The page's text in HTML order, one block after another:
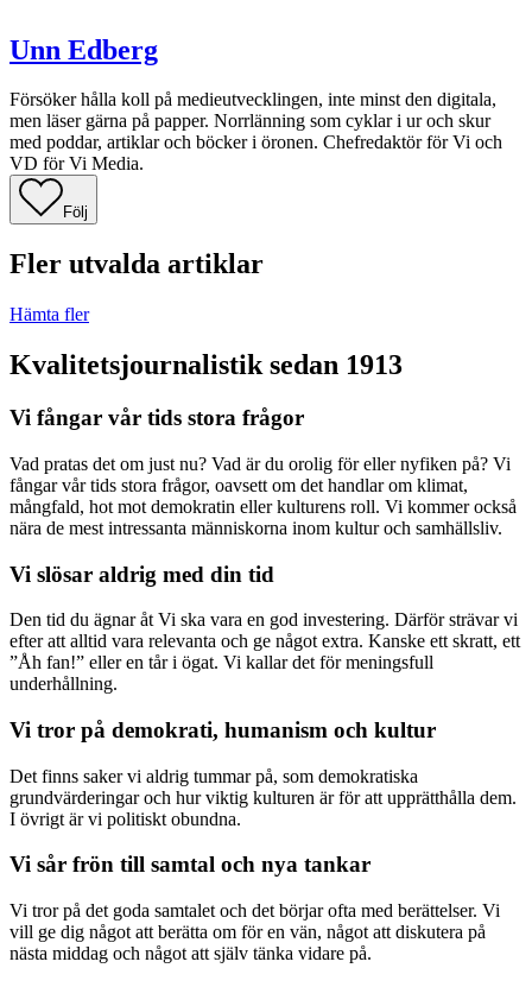
Unn Edberg
Försöker hålla koll på medieutvecklingen, inte minst den digitala,
men läser gärna på papper. Norrlänning som cyklar i ur och skur
med poddar, artiklar och böcker i öronen. Chefredaktör för Vi och
VD för Vi Media.
Följ
Fler utvalda artiklar
Hämta fler
Kvalitetsjournalistik sedan 1913
Vi fångar vår tids stora frågor
Vad pratas det om just nu? Vad är du orolig för eller nyfiken på? Vi
fångar vår tids stora frågor, oavsett om det handlar om klimat,
mångfald, hot mot demokratin eller kulturens roll. Vi kommer också
nära de mest intressanta människorna inom kultur och samhällsliv.
Vi slösar aldrig med din tid
Den tid du ägnar åt Vi ska vara en god investering. Därför strävar vi
efter att alltid vara relevanta och ge något extra. Kanske ett skratt, ett
”Åh fan!” eller en tår i ögat. Vi kallar det för meningsfull
underhållning.
Vi tror på demokrati, humanism och kultur
Det finns saker vi aldrig tummar på, som demokratiska
grundvärderingar och hur viktig kulturen är för att upprätthålla dem.
I övrigt är vi politiskt obundna.
Vi sår frön till samtal och nya tankar
Vi tror på det goda samtalet och det börjar ofta med berättelser. Vi
vill ge dig något att berätta om för en vän, något att diskutera på
nästa middag och något att själv tänka vidare på.